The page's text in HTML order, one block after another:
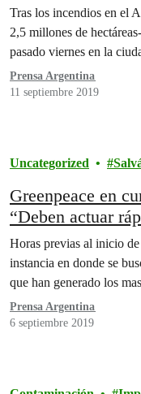
Tras los incendios en el
2,5 millones de
pasado viernes en la
Prensa Argentina
11 septiembre 2019
Uncategorized
Greenpeace en
“Deben actuar
Horas previas al inicio
instancia en donde se
que han generado los
Prensa Argentina
6 septiembre 2019